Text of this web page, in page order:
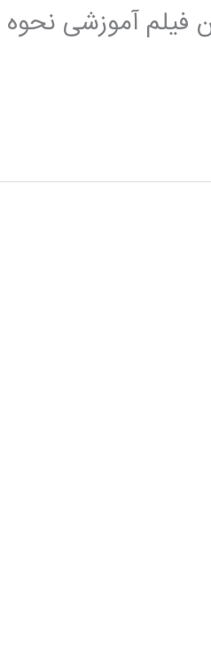
فیلم آموزشی